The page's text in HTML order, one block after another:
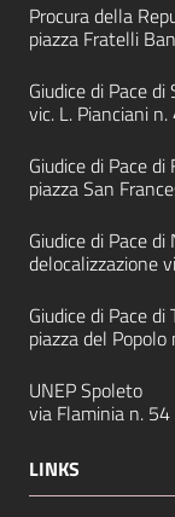
Procura della
piazza Fratelli
Giudice di Pace di
vic. L. Pianciani
Giudice di Pace di
piazza San
Giudice di Pace di
delocalizzazione
Giudice di Pace di
piazza del
UNEP Spoleto
via Flaminia n.
LINKS